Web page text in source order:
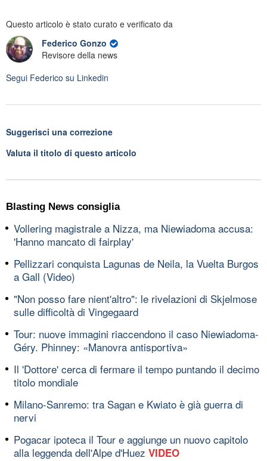
Questo articolo è stato curato e verificato da
Federico Gonzo
Revisore della news
Segui Federico su Linkedin
Suggerisci una correzione
Valuta il titolo di questo articolo
Blasting News consiglia
Vollering magistrale a Nizza, ma Niewiadoma accusa:
'Hanno mancato di fairplay'
Pellizzari conquista Lagunas de Neila, la Vuelta Burgos
a Gall (Video)
"Non posso fare nient'altro": le rivelazioni di Skjelmose
sulle difficoltà di Vingegaard
Tour: nuove immagini riaccendono il caso Niewiadoma-
Géry. Phinney: «Manovra antisportiva»
Il 'Dottore' cerca di fermare il tempo puntando il decimo
titolo mondiale
Milano-Sanremo: tra Sagan e Kwiato è già guerra di
nervi
Pogacar ipoteca il Tour e aggiunge un nuovo capitolo
alla leggenda dell'Alpe d'Huez VIDEO